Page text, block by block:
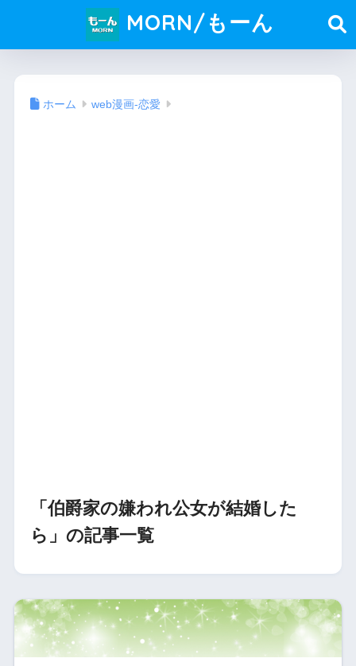
MORN/もーん
ホーム web漫画-恋愛
「伯爵家の嫌われ公女が結婚した
ら」の記事一覧